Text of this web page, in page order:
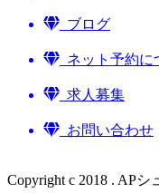
ブログ
ネット予約に
求人募集
お問い合わせ
Copyright c 2018 . AP